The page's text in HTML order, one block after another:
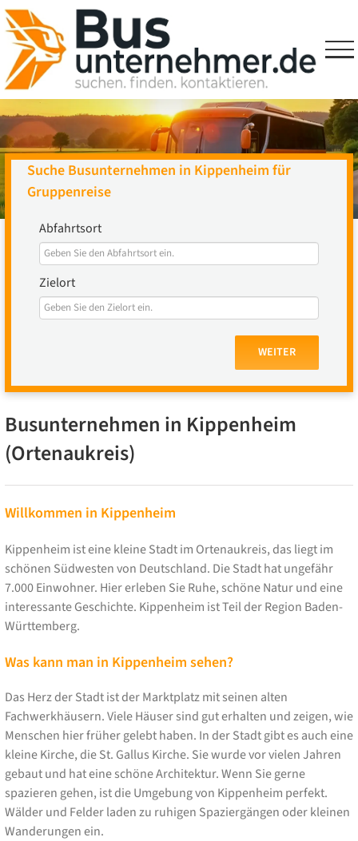
Skip
to
content
Suche Busunternehmen in Kippenheim für
Gruppenreise
Abfahrtsort
Zielort
WEITER
Busunternehmen in Kippenheim
(Ortenaukreis)
Willkommen in Kippenheim
Kippenheim ist eine kleine Stadt im Ortenaukreis, das liegt im
schönen Südwesten von Deutschland. Die Stadt hat ungefähr
7.000 Einwohner. Hier erleben Sie Ruhe, schöne Natur und eine
interessante Geschichte. Kippenheim ist Teil der Region Baden-
Württemberg.
Was kann man in Kippenheim sehen?
Das Herz der Stadt ist der Marktplatz mit seinen alten
Fachwerkhäusern. Viele Häuser sind gut erhalten und zeigen, wie
Menschen hier früher gelebt haben. In der Stadt gibt es auch eine
kleine Kirche, die St. Gallus Kirche. Sie wurde vor vielen Jahren
gebaut und hat eine schöne Architektur. Wenn Sie gerne
spazieren gehen, ist die Umgebung von Kippenheim perfekt.
Wälder und Felder laden zu ruhigen Spaziergängen oder kleinen
Wanderungen ein.